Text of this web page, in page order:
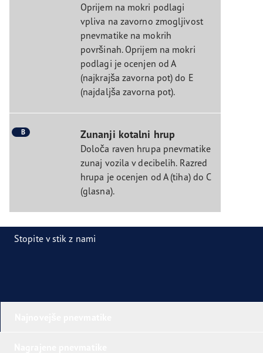
Oprijem na mokri podlagi
vpliva na zavorno zmogljivost
pnevmatike na mokrih
površinah. Oprijem na mokri
podlagi je ocenjen od A
(najkrajša zavorna pot) do E
(najdaljša zavorna pot).
B Zunanji kotalni hrup
Določa raven hrupa pnevmatike
zunaj vozila v decibelih. Razred
hrupa je ocenjen od A (tiha) do C
(glasna).
Stopite v stik z nami